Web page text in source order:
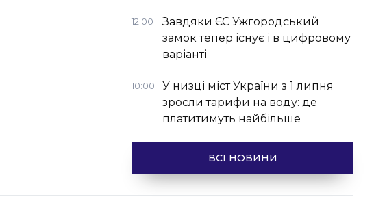
12:00
Завдяки ЄС Ужгородський
замок тепер існує і в цифровому
варіанті
10:00
У низці міст України з 1 липня
зросли тарифи на воду: де
платитимуть найбільше
ВСІ НОВИНИ